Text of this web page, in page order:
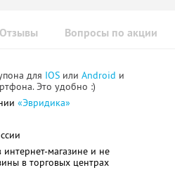
Отзывы Вопросы по акции
для IOS или Android и
Это удобно :)
«Эвридика»
интернет-магазине и не
в торговых центрах